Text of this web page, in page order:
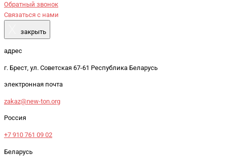
Обратный звонок
Связаться с нами
закрыть
адрес
г. Брест, ул. Советская 67-61 Республика Беларусь
электронная почта
zakaz@new-ton.org
Россия
+7 910 761 09 02
Беларусь